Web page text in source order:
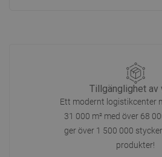
Tillgänglighet av
Ett modernt logistikcenter
31 000 m² med över 68
ger över 1 500 000
produkter!